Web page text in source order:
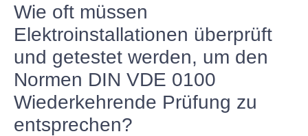
Wie oft müssen
Elektroinstallationen überprüft
und getestet werden, um den
Normen DIN VDE 0100
Wiederkehrende Prüfung zu
entsprechen?